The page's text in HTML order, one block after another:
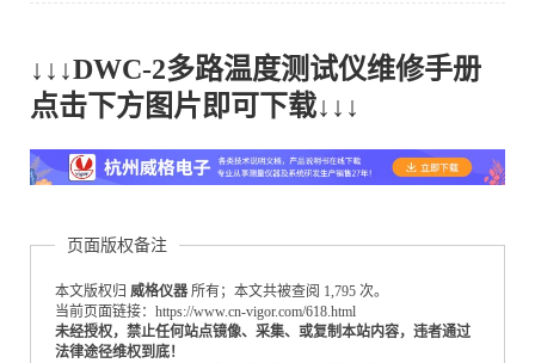
↓↓↓DWC-2多路温度测试仪维修手册
点击下方图片即可下载↓↓↓
页面版权备注
本文版权归 威格仪器 所有；本文共被查阅 1,795 次。
当前页面链接：https://www.cn-vigor.com/618.html
未经授权，禁止任何站点镜像、采集、或复制本站内容，违者通过
法律途径维权到底！